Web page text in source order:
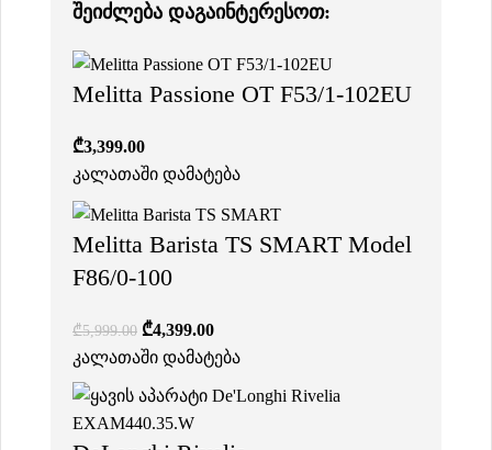
შეიძლება დაგაინტერესოთ:
Melitta Passione OT F53/1-102EU
₾3,399.00
კალათაში დამატება
Melitta Barista TS SMART Model
F86/0-100
₾5,999.00 ₾4,399.00
კალათაში დამატება